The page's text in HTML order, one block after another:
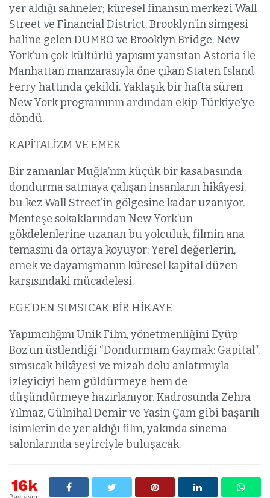
yer aldığı sahneler; küresel finansın merkezi Wall
Street ve Financial District, Brooklyn’in simgesi
haline gelen DUMBO ve Brooklyn Bridge, New
York’un çok kültürlü yapısını yansıtan Astoria ile
Manhattan manzarasıyla öne çıkan Staten Island
Ferry hattında çekildi. Yaklaşık bir hafta süren
New York programının ardından ekip Türkiye’ye
döndü.
KAPİTALİZM VE EMEK
Bir zamanlar Muğla’nın küçük bir kasabasında
dondurma satmaya çalışan insanların hikâyesi,
bu kez Wall Street’in gölgesine kadar uzanıyor.
Menteşe sokaklarından New York’un
gökdelenlerine uzanan bu yolculuk, filmin ana
temasını da ortaya koyuyor: Yerel değerlerin,
emek ve dayanışmanın küresel kapital düzen
karşısındaki mücadelesi.
EGE’DEN SIMSICAK BİR HİKAYE
Yapımcılığını Unik Film, yönetmenliğini Eyüp
Boz’un üstlendiği “Dondurmam Gaymak: Gapital”,
sımsıcak hikâyesi ve mizah dolu anlatımıyla
izleyiciyi hem güldürmeye hem de
düşündürmeye hazırlanıyor. Kadrosunda Zehra
Yılmaz, Gülnihal Demir ve Yasin Çam gibi başarılı
isimlerin de yer aldığı film, yakında sinema
salonlarında seyirciyle buluşacak.
16k